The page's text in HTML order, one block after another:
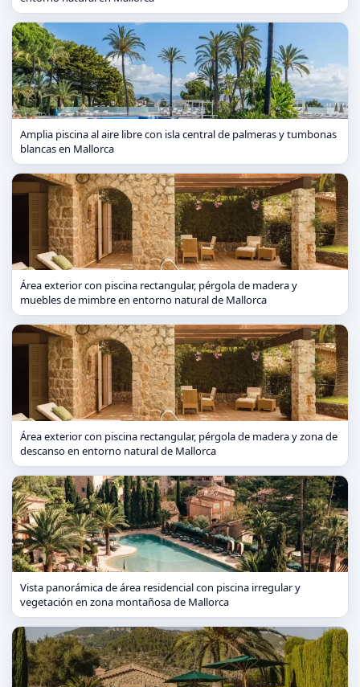
Amplia piscina al aire libre con isla central de palmeras y tumbonas
blancas en Mallorca
Área exterior con piscina rectangular, pérgola de madera y
muebles de mimbre en entorno natural de Mallorca
Área exterior con piscina rectangular, pérgola de madera y zona de
descanso en entorno natural de Mallorca
Vista panorámica de área residencial con piscina irregular y
vegetación en zona montañosa de Mallorca